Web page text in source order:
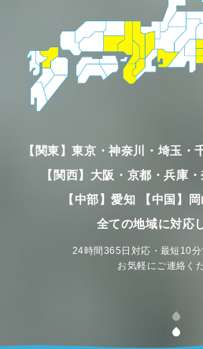
【関東】東京・神奈川・埼玉・
【関西】大阪・京都・兵庫
【中部】愛知 【中国】
全ての地域に対応
24時間365日対応・最短10分
お気軽にご連絡く